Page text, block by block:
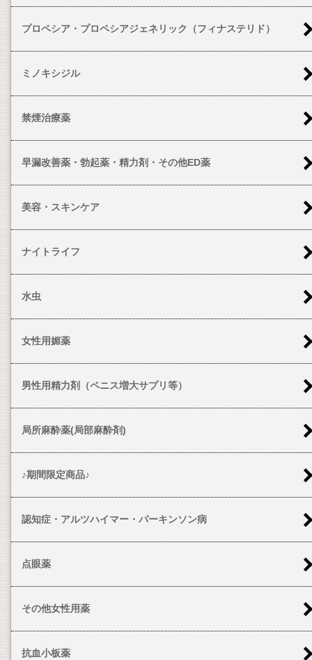
プロペシア・プロペシアジェネリック（フィナステリド）
ミノキシジル
禁煙治療薬
早漏改善薬・勃起薬・精力剤・その他ED薬
美容・スキンケア
ナイトライフ
水虫
女性用媚薬
男性用精力剤（ペニス増大サプリ等）
局所麻酔薬(局部麻酔剤)
♪期間限定商品♪
認知症・アルツハイマー・パーキンソン病
点眼薬
その他女性用薬
抗血小板薬